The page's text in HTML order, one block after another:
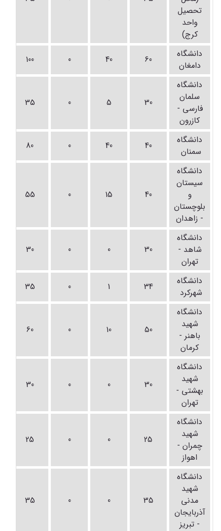
تحصیل
واحد
کرج)
دانشگاه
دامغان
60
40
0
100
دانشگاه
سلمان
فارسی -
کازرون
30
5
0
35
دانشگاه
سمنان
40
40
0
80
دانشگاه
سیستان
و
بلوچستان
- زاهدان
40
15
0
55
دانشگاه
شاهد -
تهران
30
0
0
30
دانشگاه
شهرکرد
34
1
0
35
دانشگاه
شهید
باهنر -
کرمان
50
10
0
60
دانشگاه
شهید
بهشتی -
تهران
30
0
0
30
دانشگاه
شهید
چمران -
اهواز
25
0
0
25
دانشگاه
شهید
مدنی
آذربایجان
- تبریز
35
0
0
35